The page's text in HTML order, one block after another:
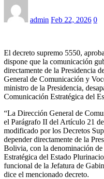
admin Feb 22, 2026 0
El decreto supremo 5550,
dispone que la comunicación
directamente de la Presidencia
General de Comunicación y
ministro de la Presidencia,
Comunicación Estratégica del
“La Dirección General de
el Parágrafo II del Artículo 21
modificado por los Decretos
depender directamente de la
Bolivia, con la denominación
Estratégica del Estado
funcional de la Jefatura de
dice el mencionado decreto.